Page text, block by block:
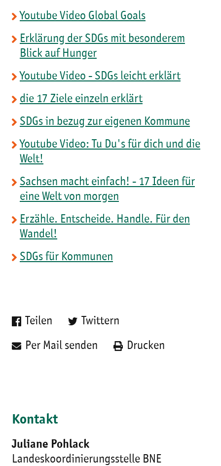
Youtube Video Global Goals
Erklärung der SDGs mit besonderem
Blick auf Hunger
Youtube Video - SDGs leicht erklärt
die 17 Ziele einzeln erklärt
SDGs in bezug zur eigenen Kommune
Youtube Video: Tu Du's für dich und die
Welt!
Sachsen macht einfach! - 17 Ideen für
eine Welt von morgen
Erzähle. Entscheide. Handle. Für den
Wandel!
SDGs für Kommunen
Teilen Twittern
Per Mail senden Drucken
Kontakt
Juliane Pohlack
Landeskoordinierungsstelle BNE